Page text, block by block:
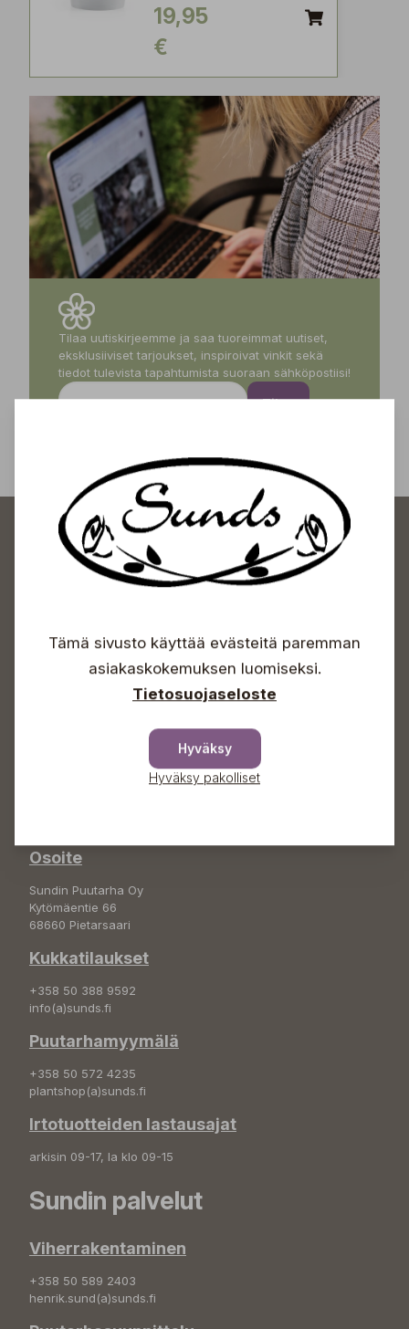
19,95
€
Tilaa uutiskirjeemme ja saa tuoreimmat uutiset,
eksklusiiviset tarjoukset, inspiroivat vinkit sekä
tiedot tulevista tapahtumista suoraan sähköpostiisi!
Tilaa
Avoinna
Sunnuntaisin Itsepalvelu
Osoite
Sundin Puutarha Oy
Kytömäentie 66
68660 Pietarsaari
Kukkatilaukset
+358 50 388 9592
info(a)sunds.fi
Puutarhamyymälä
+358 50 572 4235
plantshop(a)sunds.fi
Irtotuotteiden lastausajat
arkisin 09-17, la klo 09-15
Sundin palvelut
Viherrakentaminen
+358 50 589 2403
henrik.sund(a)sunds.fi
Tämä sivusto käyttää evästeitä paremman
asiakaskokemuksen luomiseksi.
Tietosuojaseloste
Hyväksy
Hyväksy pakolliset